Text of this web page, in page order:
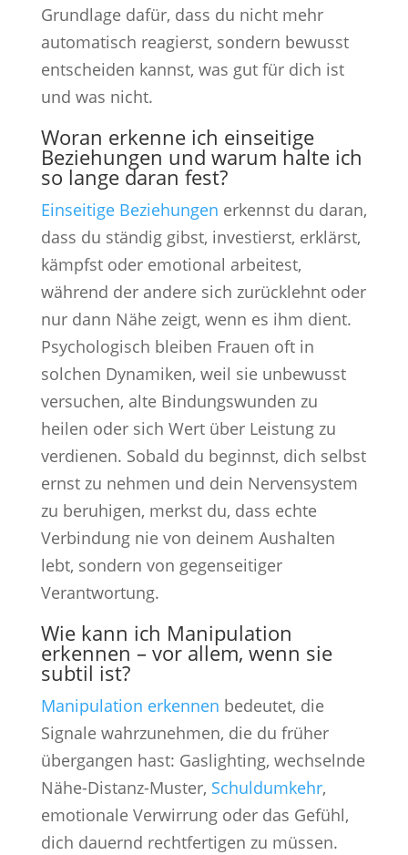
Grundlage dafür, dass du nicht mehr
automatisch reagierst, sondern bewusst
entscheiden kannst, was gut für dich ist
und was nicht.
Woran erkenne ich einseitige
Beziehungen und warum halte ich
so lange daran fest?
Einseitige Beziehungen erkennst du daran,
dass du ständig gibst, investierst, erklärst,
kämpfst oder emotional arbeitest,
während der andere sich zurücklehnt oder
nur dann Nähe zeigt, wenn es ihm dient.
Psychologisch bleiben Frauen oft in
solchen Dynamiken, weil sie unbewusst
versuchen, alte Bindungswunden zu
heilen oder sich Wert über Leistung zu
verdienen. Sobald du beginnst, dich selbst
ernst zu nehmen und dein Nervensystem
zu beruhigen, merkst du, dass echte
Verbindung nie von deinem Aushalten
lebt, sondern von gegenseitiger
Verantwortung.
Wie kann ich Manipulation
erkennen – vor allem, wenn sie
subtil ist?
Manipulation erkennen bedeutet, die
Signale wahrzunehmen, die du früher
übergangen hast: Gaslighting, wechselnde
Nähe-Distanz-Muster, Schuldumkehr,
emotionale Verwirrung oder das Gefühl,
dich dauernd rechtfertigen zu müssen.